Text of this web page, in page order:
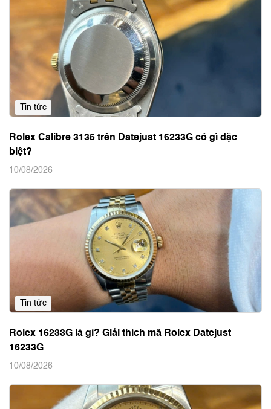
Tin tức
Rolex Calibre 3135 trên Datejust 16233G có gì đặc
biệt?
10/08/2026
Tin tức
Rolex 16233G là gì? Giải thích mã Rolex Datejust
16233G
10/08/2026